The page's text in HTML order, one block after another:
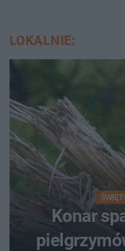
LOKALNIE:
Konar